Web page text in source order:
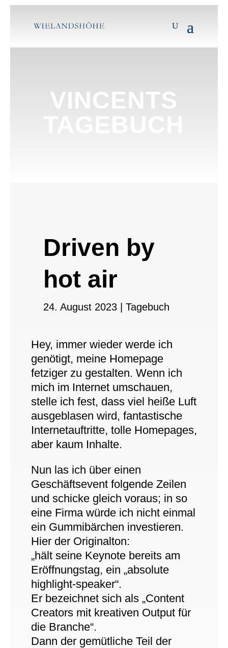
VINCENTS
Driven by
hot air
24. August 2023| Tagebuch
Hey, immer wieder werde ich
genötigt, meine Homepage
fetziger zu gestalten. Wenn ich
mich im Internet umschauen,
stelle ich fest, dass viel heiße Luft
ausgeblasen wird, fantastische
Internetauftritte, tolle Homepages,
aber kaum Inhalte.
Nun las ich über einen
Geschäftsevent folgende Zeilen
und schicke gleich voraus; in so
eine Firma würde ich nicht einmal
ein Gummibärchen investieren.
Hier der Originalton:
„hält seine Keynote bereits am
Eröffnungstag, ein „absolute
highlight-speaker“.
Er bezeichnet sich als „Content
Creators mit kreativen Output für
die Branche“.
Dann der gemütliche Teil der